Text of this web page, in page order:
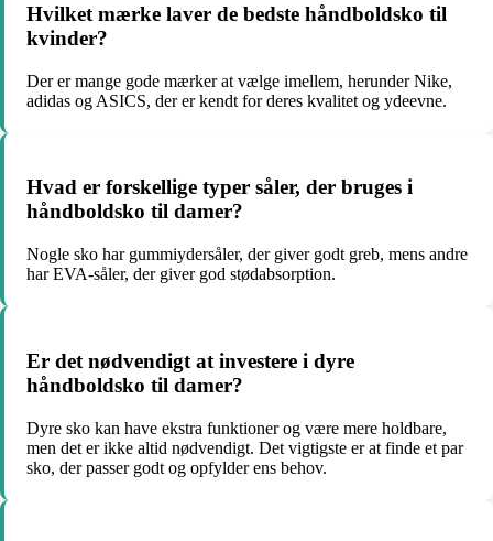
Hvilket mærke laver de bedste håndboldsko til
kvinder?
Der er mange gode mærker at vælge imellem, herunder Nike,
adidas og ASICS, der er kendt for deres kvalitet og ydeevne.
Hvad er forskellige typer såler, der bruges i
håndboldsko til damer?
Nogle sko har gummiydersåler, der giver godt greb, mens andre
har EVA-såler, der giver god stødabsorption.
Er det nødvendigt at investere i dyre
håndboldsko til damer?
Dyre sko kan have ekstra funktioner og være mere holdbare,
men det er ikke altid nødvendigt. Det vigtigste er at finde et par
sko, der passer godt og opfylder ens behov.